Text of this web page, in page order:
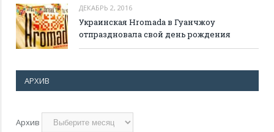
ДЕКАБРЬ 2, 2016
Украинская Hromada в Гуанчжоу
отпраздновала свой день рождения
АРХИВ
Архив